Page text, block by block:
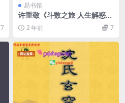
7
易书馆
许重敬《斗数之旅 人生解惑》
238页2 年前 7